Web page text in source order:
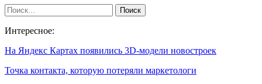
Интересное:
На Яндекс Картах появились 3D-модели новостроек
Точка контакта, которую потеряли маркетологи